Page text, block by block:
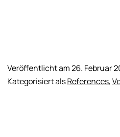
Veröffentlicht am26. Februar
Kategorisiert alsReferences,